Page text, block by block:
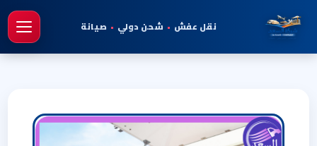
نقل عفش • شحن دولي • صيانة